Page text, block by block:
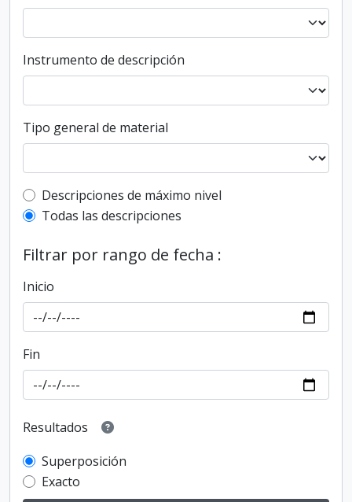
Instrumento de descripción
Tipo general de material
Top-level description filter
Descripciones de máximo nivel
Todas las descripciones
Filtrar por rango de fecha :
Inicio
Fin
Resultados
Superposición
Exacto